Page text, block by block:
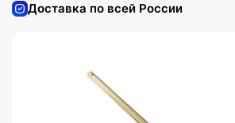
Доставка по всей России